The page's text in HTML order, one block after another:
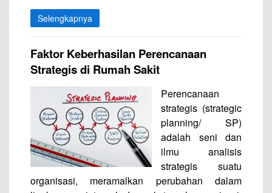
Selengkapnya
Faktor Keberhasilan Perencanaan
Strategis di Rumah Sakit
Perencanaan
strategis (strategic
planning/ SP)
adalah seni dan
ilmu analisis
strategis suatu
organisasi, meramalkan perubahan dalam